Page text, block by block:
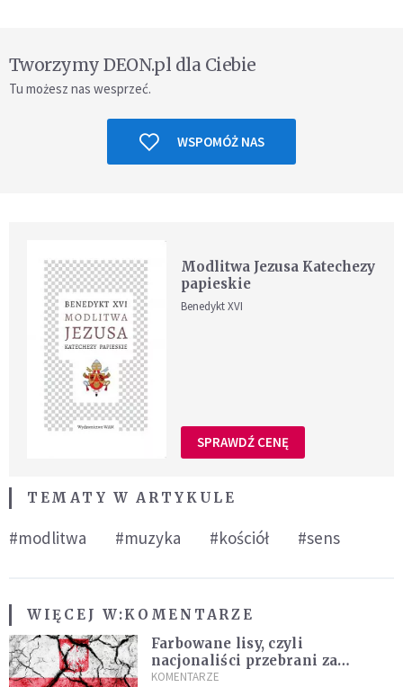
Tworzymy DEON.pl dla Ciebie
Tu możesz nas wesprzeć.
WSPOMÓŻ NAS
Modlitwa Jezusa Katechezy
papieskie
Benedykt XVI
SPRAWDŹ CENĘ
TEMATY W ARTYKULE
#modlitwa #muzyka #kościół #sens
WIĘCEJ W:KOMENTARZE
Farbowane lisy, czyli
nacjonaliści przebrani za
chrześcijan
KOMENTARZE